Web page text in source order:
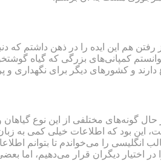
قبل از رفتن هم این ایده را در ذهن
کمپانی‌های بزرگی که گیاه
دارند و کشورهای دیگر برای نگهداری
گونه‌های مختلفی از این نوع
این بود که اطلاعات خیلی کمی به
انگلیسی را می‌خواندم تا بتوانم
اختیار دیگران قرار می‌دهیم، اما